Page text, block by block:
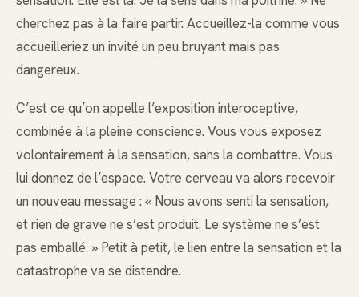
cherchez pas à la faire partir. Accueillez-la comme vous
accueilleriez un invité un peu bruyant mais pas
dangereux.
C’est ce qu’on appelle l’exposition interoceptive,
combinée à la pleine conscience. Vous vous exposez
volontairement à la sensation, sans la combattre. Vous
lui donnez de l’espace. Votre cerveau va alors recevoir
un nouveau message : « Nous avons senti la sensation,
et rien de grave ne s’est produit. Le système ne s’est
pas emballé. » Petit à petit, le lien entre la sensation et la
catastrophe va se distendre.